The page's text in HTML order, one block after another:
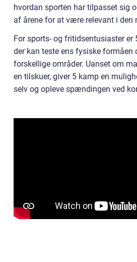
hvordan sporten har tilpasset sig
af årene for at være relevant i den
For sports- og fritidsentusiaster er
der kan teste ens fysiske formåen
forskellige områder. Uanset om
en tilskuer, giver 5 kamp en
selv og opleve spændingen ved